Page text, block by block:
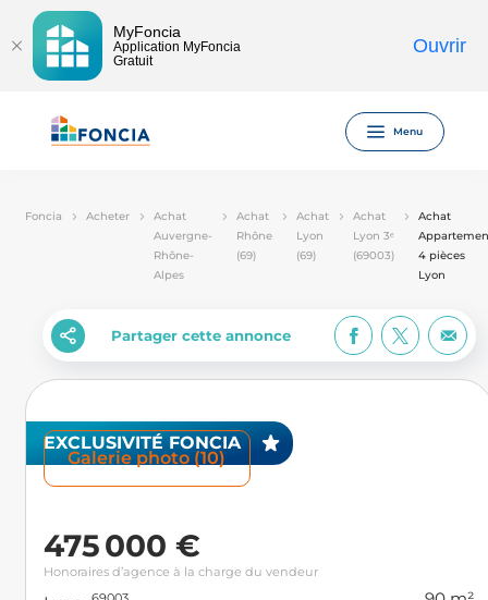
MyFoncia
Application MyFoncia
Gratuit
Ouvrir
Menu
Foncia Acheter
Achat
Auvergne-
Rhône-
Alpes
Achat
Rhône
(69)
Achat
Lyon
(69)
Achat
Lyon 3ᵉ
(69003)
Achat
4 pièces
Lyon
Partager cette annonce
EXCLUSIVITÉ FONCIA
Galerie photo (10)
475 000 €
Honoraires d’agence à la charge du vendeur